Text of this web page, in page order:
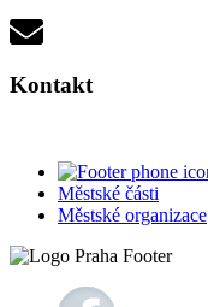
Kontakt
Městské části
Městské organizace